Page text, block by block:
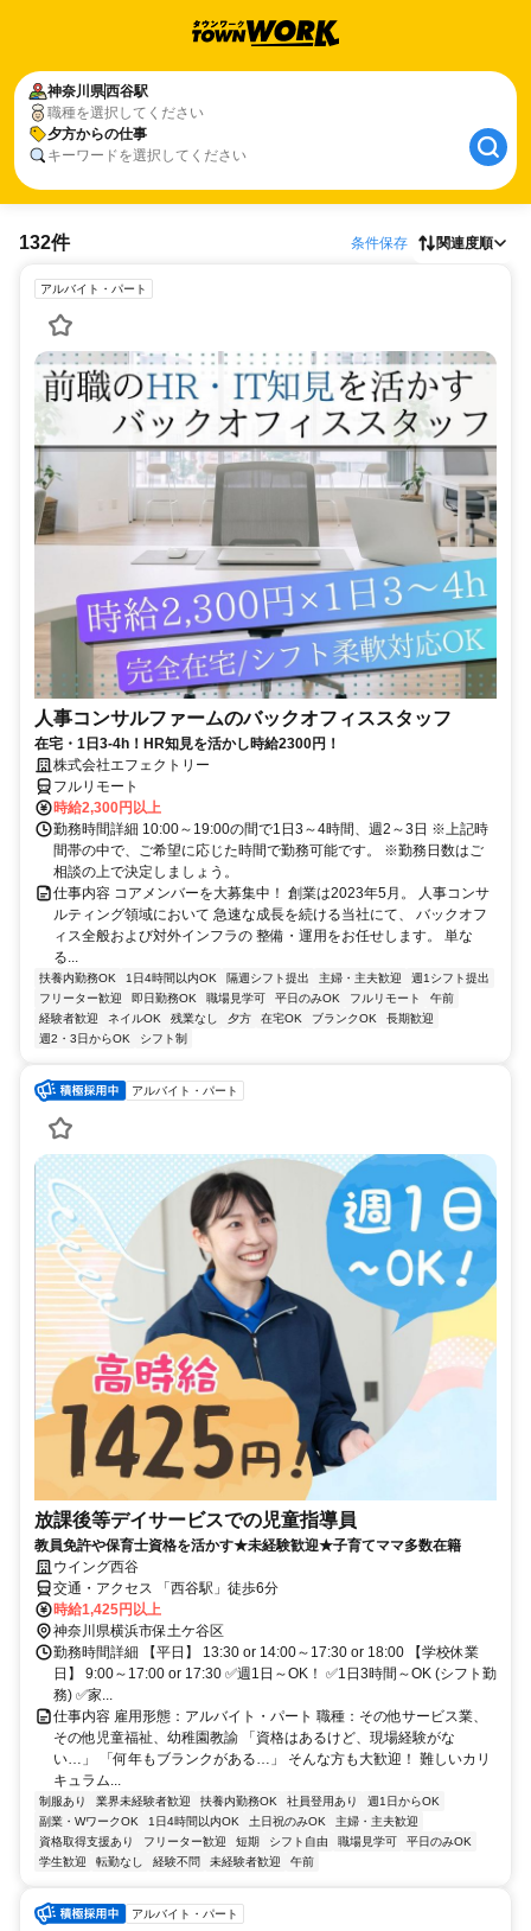
神奈川県西谷駅
職種を選択してください
夕方からの仕事
キーワードを選択してください
132件 条件保存 関連度順
アルバイト・パート
人事コンサルファームのバックオフィススタッフ
在宅・1日3-4h！HR知見を活かし時給2300円！
株式会社エフェクトリー
フルリモート
時給2,300円以上
勤務時間詳細 10:00～19:00の間で1日3～4時間、週2～3日 ※上記時
間帯の中で、ご希望に応じた時間で勤務可能です。 ※勤務日数はご
相談の上で決定しましょう。
仕事内容 コアメンバーを大募集中！ 創業は2023年5月。 人事コンサ
ルティング領域において 急速な成長を続ける当社にて、 バックオフ
ィス全般および対外インフラの 整備・運用をお任せします。 単な
る...
扶養内勤務OK 1日4時間以内OK 隔週シフト提出 主婦・主夫歓迎
週1シフト提出
フリーター歓迎
即日勤務OK 職場見学可 平日のみOK フルリモート
午前
経験者歓迎
ネイルOK 残業なし 夕方 在宅OK ブランクOK
長期歓迎
週2・3日からOK
シフト制
アルバイト・パート
放課後等デイサービスでの児童指導員
教員免許や保育士資格を活かす★未経験歓迎★子育てママ多数在籍
ウイング西谷
交通・アクセス 「西谷駅」徒歩6分
時給1,425円以上
神奈川県横浜市保土ケ谷区
勤務時間詳細 【平日】 13:30 or 14:00～17:30 or 18:00 【学校休業
日】 9:00～17:00 or 17:30 ✅週1日～OK！ ✅1日3時間～OK (シフト勤
務) ✅家...
仕事内容 雇用形態：アルバイト・パート 職種：その他サービス業、
その他児童福祉、幼稚園教諭 「資格はあるけど、現場経験がな
い…」 「何年もブランクがある…」 そんな方も大歓迎！ 難しいカリ
キュラム...
制服あり 業界未経験者歓迎 扶養内勤務OK 社員登用あり
週1日からOK
副業・WワークOK
1日4時間以内OK 土日祝のみOK
主婦・主夫歓迎
資格取得支援あり
フリーター歓迎 短期 シフト自由 職場見学可
平日のみOK
学生歓迎
転勤なし 経験不問 未経験者歓迎 午前
アルバイト・パート